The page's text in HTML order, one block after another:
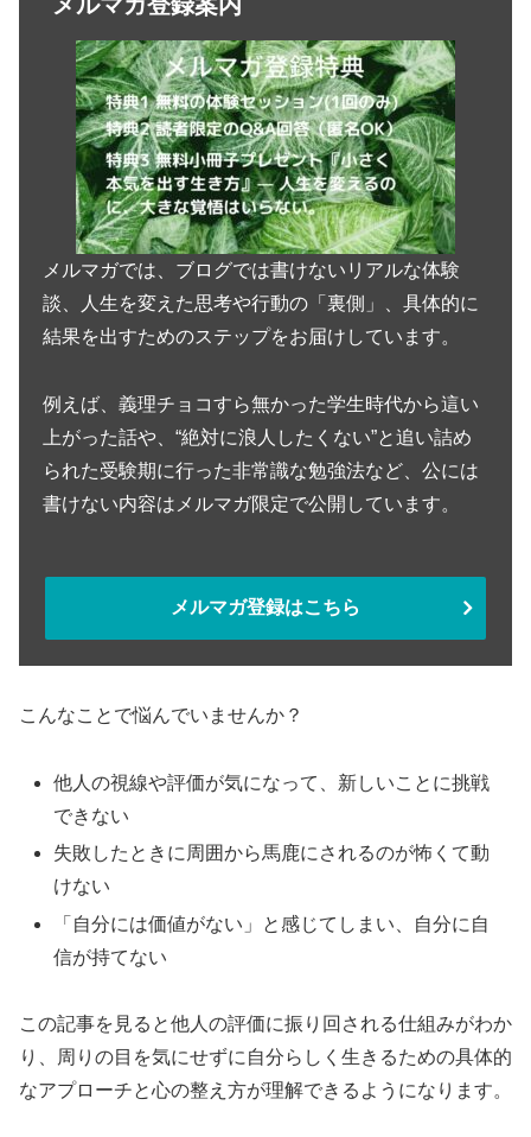
メルマガでは、ブログでは書けないリアルな体験
談、人生を変えた思考や行動の「裏側」、具体的に
結果を出すためのステップをお届けしています。
例えば、義理チョコすら無かった学生時代から這い
上がった話や、“絶対に浪人したくない”と追い詰め
られた受験期に行った非常識な勉強法など、公には
書けない内容はメルマガ限定で公開しています。
メルマガ登録はこちら
こんなことで悩んでいませんか？
他人の視線や評価が気になって、新しいことに挑戦
できない
失敗したときに周囲から馬鹿にされるのが怖くて動
けない
「自分には価値がない」と感じてしまい、自分に自
信が持てない
この記事を見ると他人の評価に振り回される仕組みがわか
り、周りの目を気にせずに自分らしく生きるための具体的
なアプローチと心の整え方が理解できるようになります。